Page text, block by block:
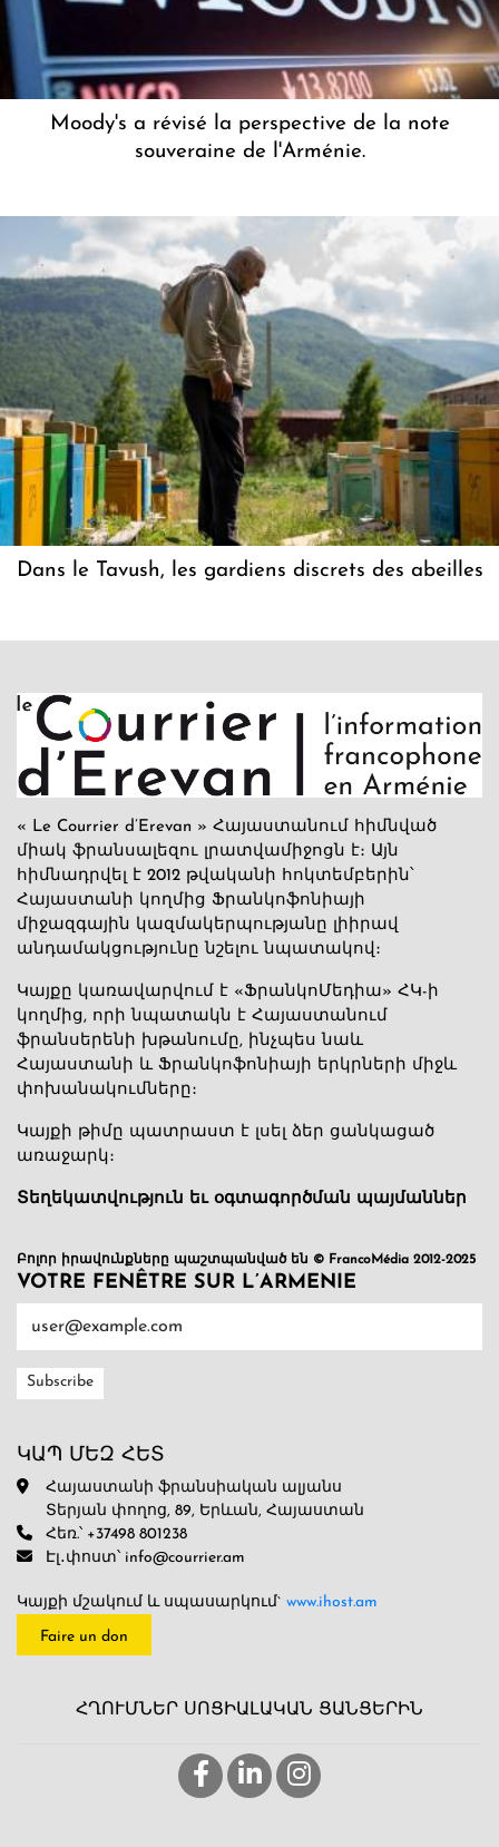
Moody's a révisé la perspective de la note
souveraine de l'Arménie.
Dans le Tavush, les gardiens discrets des abeilles
« Le Courrier d’Erevan » Հայաստանում հիմնված
միակ ֆրանսալեզու լրատվամիջոցն է։ Այն
հիմնադրվել է 2012 թվականի հոկտեմբերին՝
Հայաստանի կողմից Ֆրանկոֆոնիայի
միջազգային կազմակերպությանը լիիրավ
անդամակցությունը նշելու նպատակով։
Կայքը կառավարվում է «ՖրանկոՄեդիա» ՀԿ-ի
կողմից, որի նպատակն է Հայաստանում
ֆրանսերենի խթանումը, ինչպես նաև
Հայաստանի և Ֆրանկոֆոնիայի երկրների միջև
փոխանակումները։
Կայքի թիմը պատրաստ է լսել ձեր ցանկացած
առաջարկ։
Տեղեկատվություն եւ օգտագործման պայմաններ
Բոլոր իրավունքները պաշտպանված են © FrancoMédia 2012-2025
VOTRE FENÊTRE SUR L’ARMENIE
ԿԱՊ ՄԵԶ ՀԵՏ
Հայաստանի ֆրանսիական ալյանս
Տերյան փողոց, 89, Երևան, Հայաստան
Հեռ.՝ +37498 801238
Էլ․փոստ՝ info@courrier.am
Կայքի մշակում և սպասարկում` www.ihost.am
Faire un don
ՀՂՈՒՄՆԵՐ ՍՈՑԻԱԼԱԿԱՆ ՑԱՆՑԵՐԻՆ